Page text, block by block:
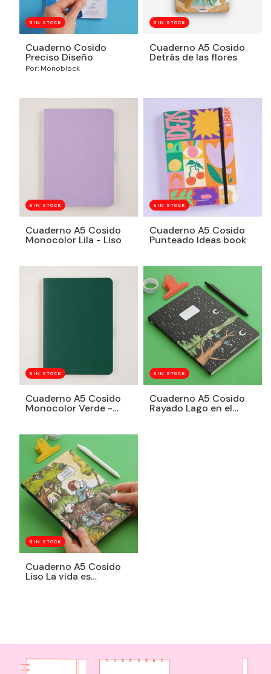
SIN STOCK
Cuaderno Cosido
Preciso Diseño
Por: Monoblock
SIN STOCK
Cuaderno A5 Cosido
Detrás de las flores
SIN STOCK
Cuaderno A5 Cosido
Monocolor Lila - Liso
SIN STOCK
Cuaderno A5 Cosido
Punteado Ideas book
SIN STOCK
Cuaderno A5 Cosido
Monocolor Verde -
SIN STOCK
Cuaderno A5 Cosido
Rayado Lago en el
cielo
SIN STOCK
Cuaderno A5 Cosido
Liso La vida es